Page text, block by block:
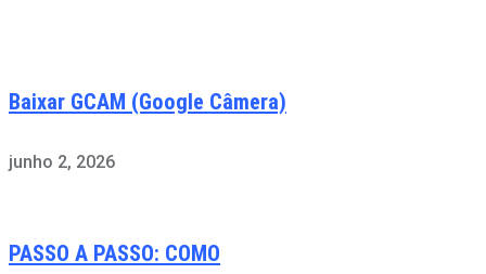
Baixar GCAM (Google Câmera)
junho 2, 2026
PASSO A PASSO: COMO